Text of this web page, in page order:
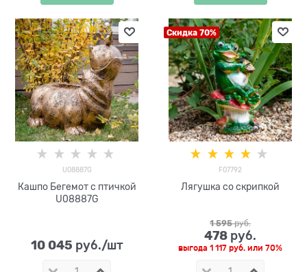
U08887G
Кашпо Бегемот с птичкой
U08887G
10 045 руб./шт
Скидка 70%
F07792
Лягушка со скрипкой
1 595 руб.
478 руб.
выгода 1 117 руб. или 70%